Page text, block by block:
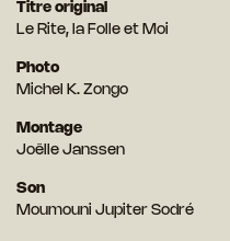
Titre original
Le Rite, la Folle et Moi
Photo
Michel K. Zongo
Montage
Joëlle Janssen
Son
Moumouni Jupiter Sodré